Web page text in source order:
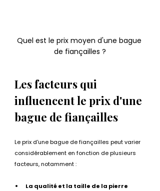
Quel est le prix moyen d'une bague
de fiançailles ?
Les facteurs qui
influencent le prix d'une
bague de fiançailles
Le prix d'une bague de fiançailles peut varier
considérablement en fonction de plusieurs
facteurs, notamment :
La qualité et la taille de la pierre